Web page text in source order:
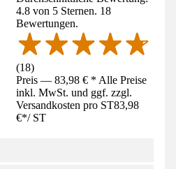
4.8 von 5 Sternen. 18
Bewertungen.
(18)
Preis — 83,98 € * Alle Preise
inkl. MwSt. und ggf. zzgl.
Versandkosten pro ST83,98
€*/ ST